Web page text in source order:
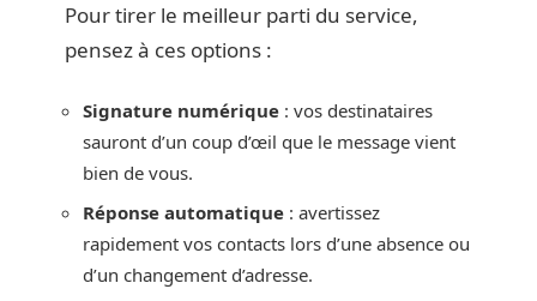
Pour tirer le meilleur parti du service,
pensez à ces options :
Signature numérique : vos destinataires
sauront d’un coup d’œil que le message vient
bien de vous.
Réponse automatique : avertissez
rapidement vos contacts lors d’une absence ou
d’un changement d’adresse.